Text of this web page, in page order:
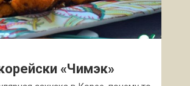
«Чимэк»